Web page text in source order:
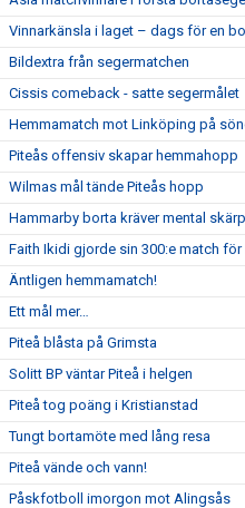
Vinnarkänsla i laget – dags för en
Bildextra från segermatchen
Cissis comeback - satte segermålet
Hemmamatch mot Linköping på
Piteås offensiv skapar hemmahopp
Wilmas mål tände Piteås hopp
Hammarby borta kräver mental
Faith Ikidi gjorde sin 300:e match för
Äntligen hemmamatch!
Ett mål mer…
Piteå blåsta på Grimsta
Solitt BP väntar Piteå i helgen
Piteå tog poäng i Kristianstad
Tungt bortamöte med lång resa
Piteå vände och vann!
Påskfotboll imorgon mot Alingsås